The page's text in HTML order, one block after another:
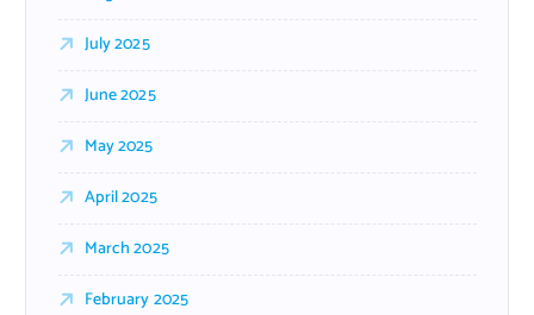
July 2025
June 2025
May 2025
April 2025
March 2025
February 2025